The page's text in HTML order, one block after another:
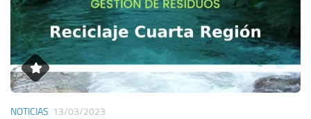
NOTICIAS 13/03/2023